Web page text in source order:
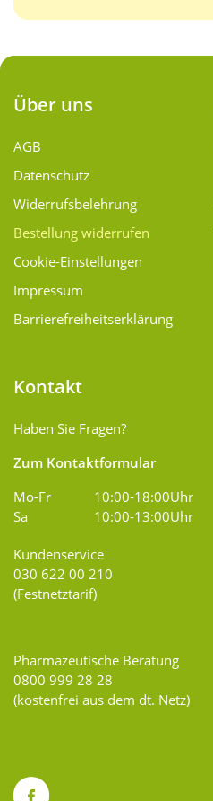
Über uns
AGB
Datenschutz
Widerrufsbelehrung
Bestellung widerrufen
Cookie-Einstellungen
Impressum
Barrierefreiheitserklärung
Kontakt
Haben Sie Fragen?
Zum Kontaktformular
Mo-Fr
10:00-18:00Uhr
Sa
10:00-13:00Uhr
Kundenservice
030 622 00 210
(Festnetztarif)
Pharmazeutische Beratung
0800 999 28 28
(kostenfrei aus dem dt. Netz)